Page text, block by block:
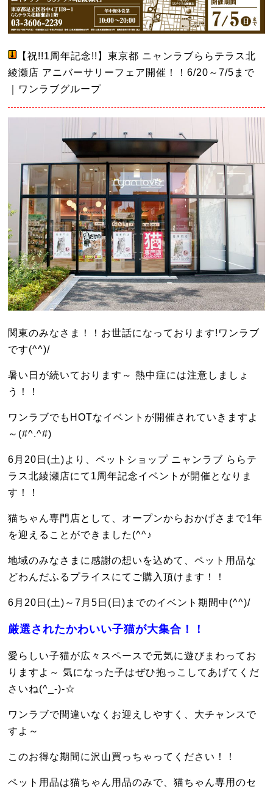
【祝!!1周年記念!!】東京都 ニャンラブららテラス北
綾瀬店 アニバーサリーフェア開催！！6/20～7/5まで
｜ワンラブグループ
関東のみなさま！！お世話になっております!ワンラブ
です(^^)/
暑い日が続いております～ 熱中症には注意しましょ
う！！
ワンラブでもHOTなイベントが開催されていきますよ
～(#^.^#)
6月20日(土)より、ペットショップ ニャンラブ ららテ
ラス北綾瀬店にて1周年記念イベントが開催となりま
す！！
猫ちゃん専門店として、オープンからおかげさまで1年
を迎えることができました(^^♪
地域のみなさまに感謝の想いを込めて、ペット用品な
どわんだふるプライスにてご購入頂けます！！
6月20日(土)～7月5日(日)までのイベント期間中(^^)/
厳選されたかわいい子猫が大集合！！
愛らしい子猫が広々スペースで元気に遊びまわってお
りますよ～ 気になった子はぜひ抱っこしてあげてくだ
さいね(^_-)-☆
ワンラブで間違いなくお迎えしやすく、大チャンスで
すよ～
このお得な期間に沢山買っちゃってください！！
ペット用品は猫ちゃん用品のみで、猫ちゃん専用のセ